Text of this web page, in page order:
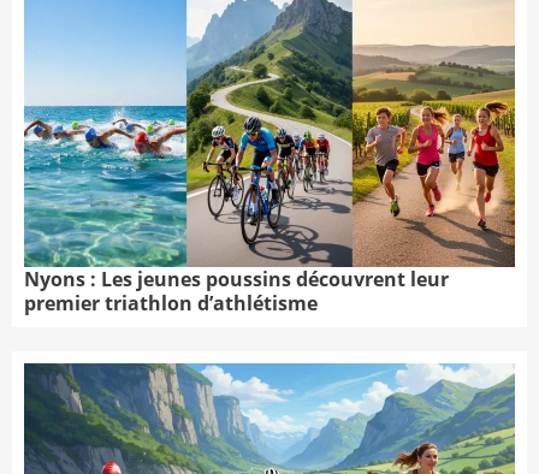
Nyons : Les jeunes poussins découvrent leur
premier triathlon d’athlétisme